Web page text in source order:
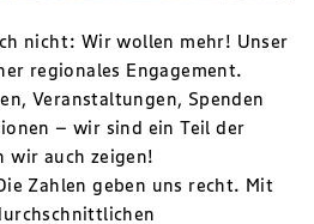
nicht: Wir wollen mehr! Unser
regionales Engagement.
Veranstaltungen, Spenden
– wir sind ein Teil der
wir auch zeigen!
Zahlen geben uns recht. Mit